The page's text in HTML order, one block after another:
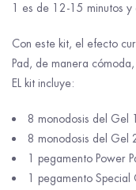
1 es de 12-15 minutos
Con este kit, el efecto
Pad, de manera
EL kit incluye:
8 monodosis del Gel 1
8 monodosis del Gel
1 pegamento Power
1 pegamento Special